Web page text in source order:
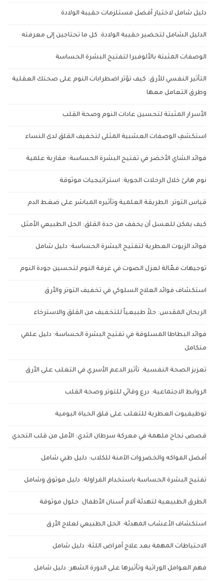
دليل شامل لاختيار أفضل مستلزمات حقيبة الولادة
الدليل الشامل لتحضير حقيبة الولادة: كل ما تحتاجين إلى معرفته
الوصفات المثبتة بالألوفيرا لتفتيح البشرة الحساسة
التأثير النفسي للأرق: كيف تؤثر اضطرابات النوم على صحتك العقلية
وطرق التعامل معها
الأسرار المثبتة لتحسين عادات النوم وصحة القلب
استكشفِ الوصفات العشبية المثلى لتخفيف القلق لدى النساء
فوائد الشاي الأخضر في تفتيح البشرة الحساسة: مقاربة علمية
نوم هانئ خلال الرحلات الجوية: استراتيجيات موثوقة
قياس التوتر: الطريقة العلمية وتأثيره المباشر على ضغط الدم
كيف يمكن للعسل أن يخفف من حدة القلق: الحل الطبيعي الأمثل
فوائد الزيوت العطرية لتفتيح البشرة الحساسة: دليل شامل
توجيهات فعّالة لعزل الصوت في غرفة النوم لتحسين جودة النوم
استكشاف فوائد العلاج السلوكي في تخفيف التوتر والأرق
الريحان المقدس: حلاً طبيعياً للتخفيف من القلق والاسترخاء
فوائد البطاطا المسلوقة في تفتيح البشرة الحساسة: دليل علمي
متكامل
تعزيز الصحة النفسية: تأثير الدعم الأسري في التغلب على الأرق
الروابط الاجتماعية: درع وقائي للتوتر وصحة القلب
توظيفيوت العطرية للتغلب على قلق الحياة اليومية
قصص نجاح ملهمة في معركة سرطان الثدي: الأمل من قلب التحدي
أفضل الفواكه والخضروات الآمنة للكلاب: دليل طبي شامل
تفتيح البشرة الحساسة باستخدام الفراولة: دليل موثوق وشامل
الطرق الطبيعية لتهدئة آلام أسنان الأطفال: حلول موثوقة
استكشاف الأعشاب المهدئة: الحل الطبيعي لعلاج الأرق
الاحتياطات المهمة بعد علاج أمراض اللثة: دليل شامل
فهم العوامل الوراثية وتأثيرها على الدورة الشهر: دليل شامل